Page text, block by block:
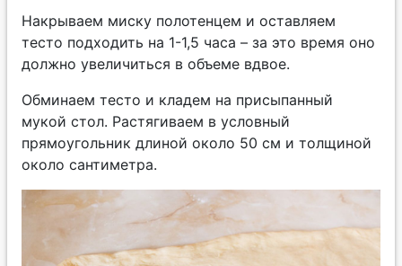
Накрываем миску полотенцем и оставляем
тесто подходить на 1-1,5 часа – за это время оно
должно увеличиться в объеме вдвое.
Обминаем тесто и кладем на присыпанный
мукой стол. Растягиваем в условный
прямоугольник длиной около 50 см и толщиной
около сантиметра.